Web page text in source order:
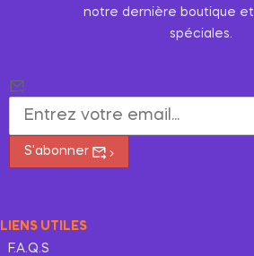
notre dernière boutique et
spéciales.
S'abonner
LIENS UTILES
F.A.Q.S